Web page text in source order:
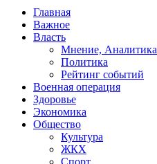
Главная
Важное
Власть
Мнение, Аналитика
Политика
Рейтинг событий
Военная операция
Здоровье
Экономика
Общество
Культура
ЖКХ
Спорт